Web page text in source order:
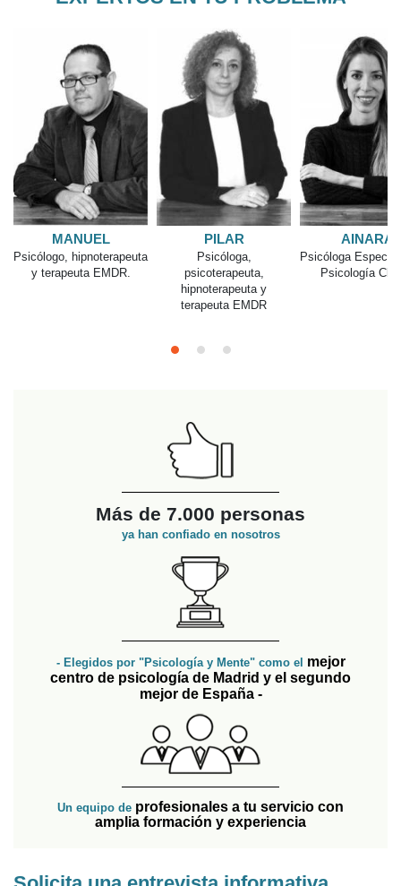
MANUEL
Psicólogo, hipnoterapeuta
y terapeuta EMDR.
PILAR
Psicóloga,
psicoterapeuta,
hipnoterapeuta y
terapeuta EMDR
AINARA
Psicóloga
Psicología
Más de 7.000 personas
ya han confiado en nosotros
- Elegidos por "Psicología y Mente" como el mejor
centro de psicología de Madrid y el segundo
mejor de España -
Un equipo de profesionales a tu servicio con
amplia formación y experiencia